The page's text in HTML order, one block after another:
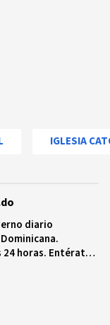
IGLESIA
diario
horas. Entérate
importantes a
videos y fotos